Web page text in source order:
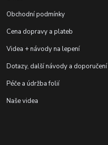
Obchodní podmínky
Cena dopravy a plateb
Videa + návody na lepení
Dotazy, další návody a doporučení
Péče a údržba folií
Naše videa